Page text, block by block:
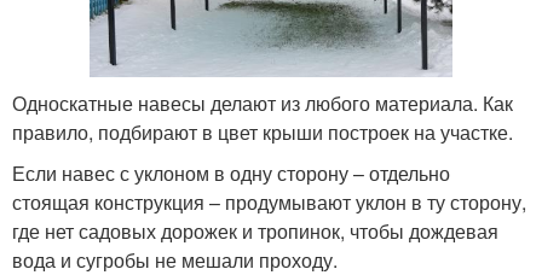
Односкатные навесы делают из любого материала. Как
правило, подбирают в цвет крыши построек на участке.
Если навес с уклоном в одну сторону – отдельно
стоящая конструкция – продумывают уклон в ту сторону,
где нет садовых дорожек и тропинок, чтобы дождевая
вода и сугробы не мешали проходу.